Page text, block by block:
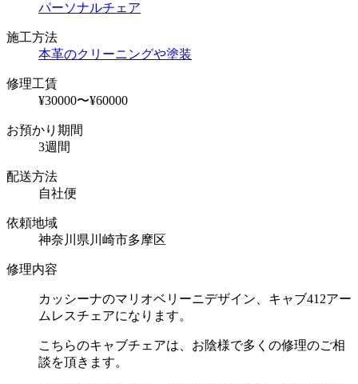
パーソナルチェア
施工方法
本革のクリーニングや塗装
修理工賃
¥30000〜¥60000
お預かり期間
3週間
配送方法
自社便
依頼地域
神奈川県川崎市多摩区
修理内容
カッシーナのマリオベリーニデザイン、キャブ412アー
ムレスチェアになります。
こちらのキャブチェアは、お陰様で多くの修理のご相
談を頂きます。